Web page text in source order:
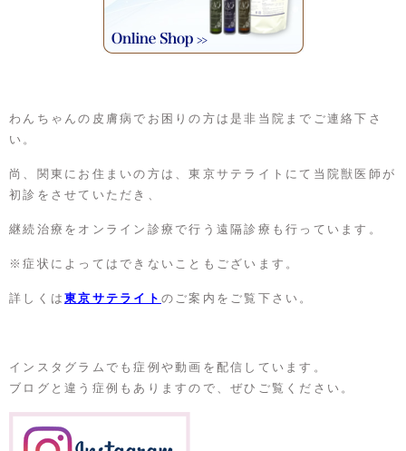
わんちゃんの皮膚病でお困りの方は是非当院までご連絡下さ
い。
尚、関東にお住まいの方は、東京サテライトにて当院獣医師が
初診をさせていただき、
継続治療をオンライン診療で行う遠隔診療も行っています。
※症状によってはできないこともございます。
詳しくは 東京サテライト のご案内をご覧下さい。
インスタグラムでも症例や動画を配信しています。
ブログと違う症例もありますので、ぜひご覧ください。